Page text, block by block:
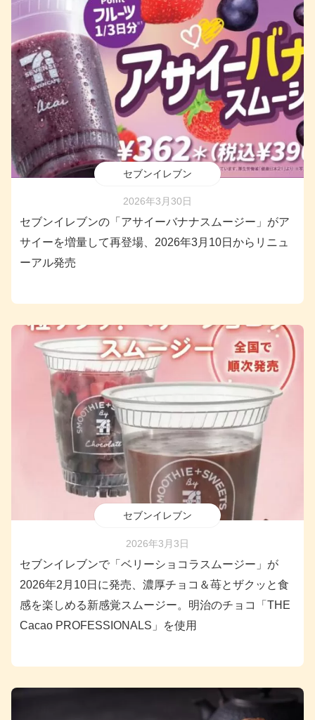
セブンイレブン
2026年3月30日
セブンイレブンの「アサイーバナナスムージー」がア
サイーを増量して再登場、2026年3月10日からリニュ
ーアル発売
セブンイレブン
2026年3月3日
セブンイレブンで「ベリーショコラスムージー」が
2026年2月10日に発売、濃厚チョコ＆苺とザクッと食
感を楽しめる新感覚スムージー。明治のチョコ「THE
Cacao PROFESSIONALS」を使用